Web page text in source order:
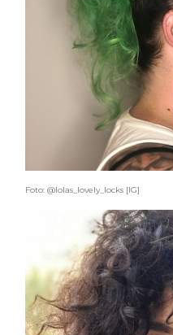
Foto: @lolas_lovely_locks [IG]